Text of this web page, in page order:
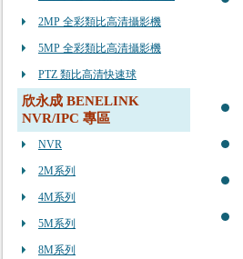
2MP 全彩類比高清攝影機
5MP 全彩類比高清攝影機
PTZ 類比高清快速球
欣永成 BENELINK
NVR/IPC 專區
NVR
2M系列
4M系列
5M系列
8M系列